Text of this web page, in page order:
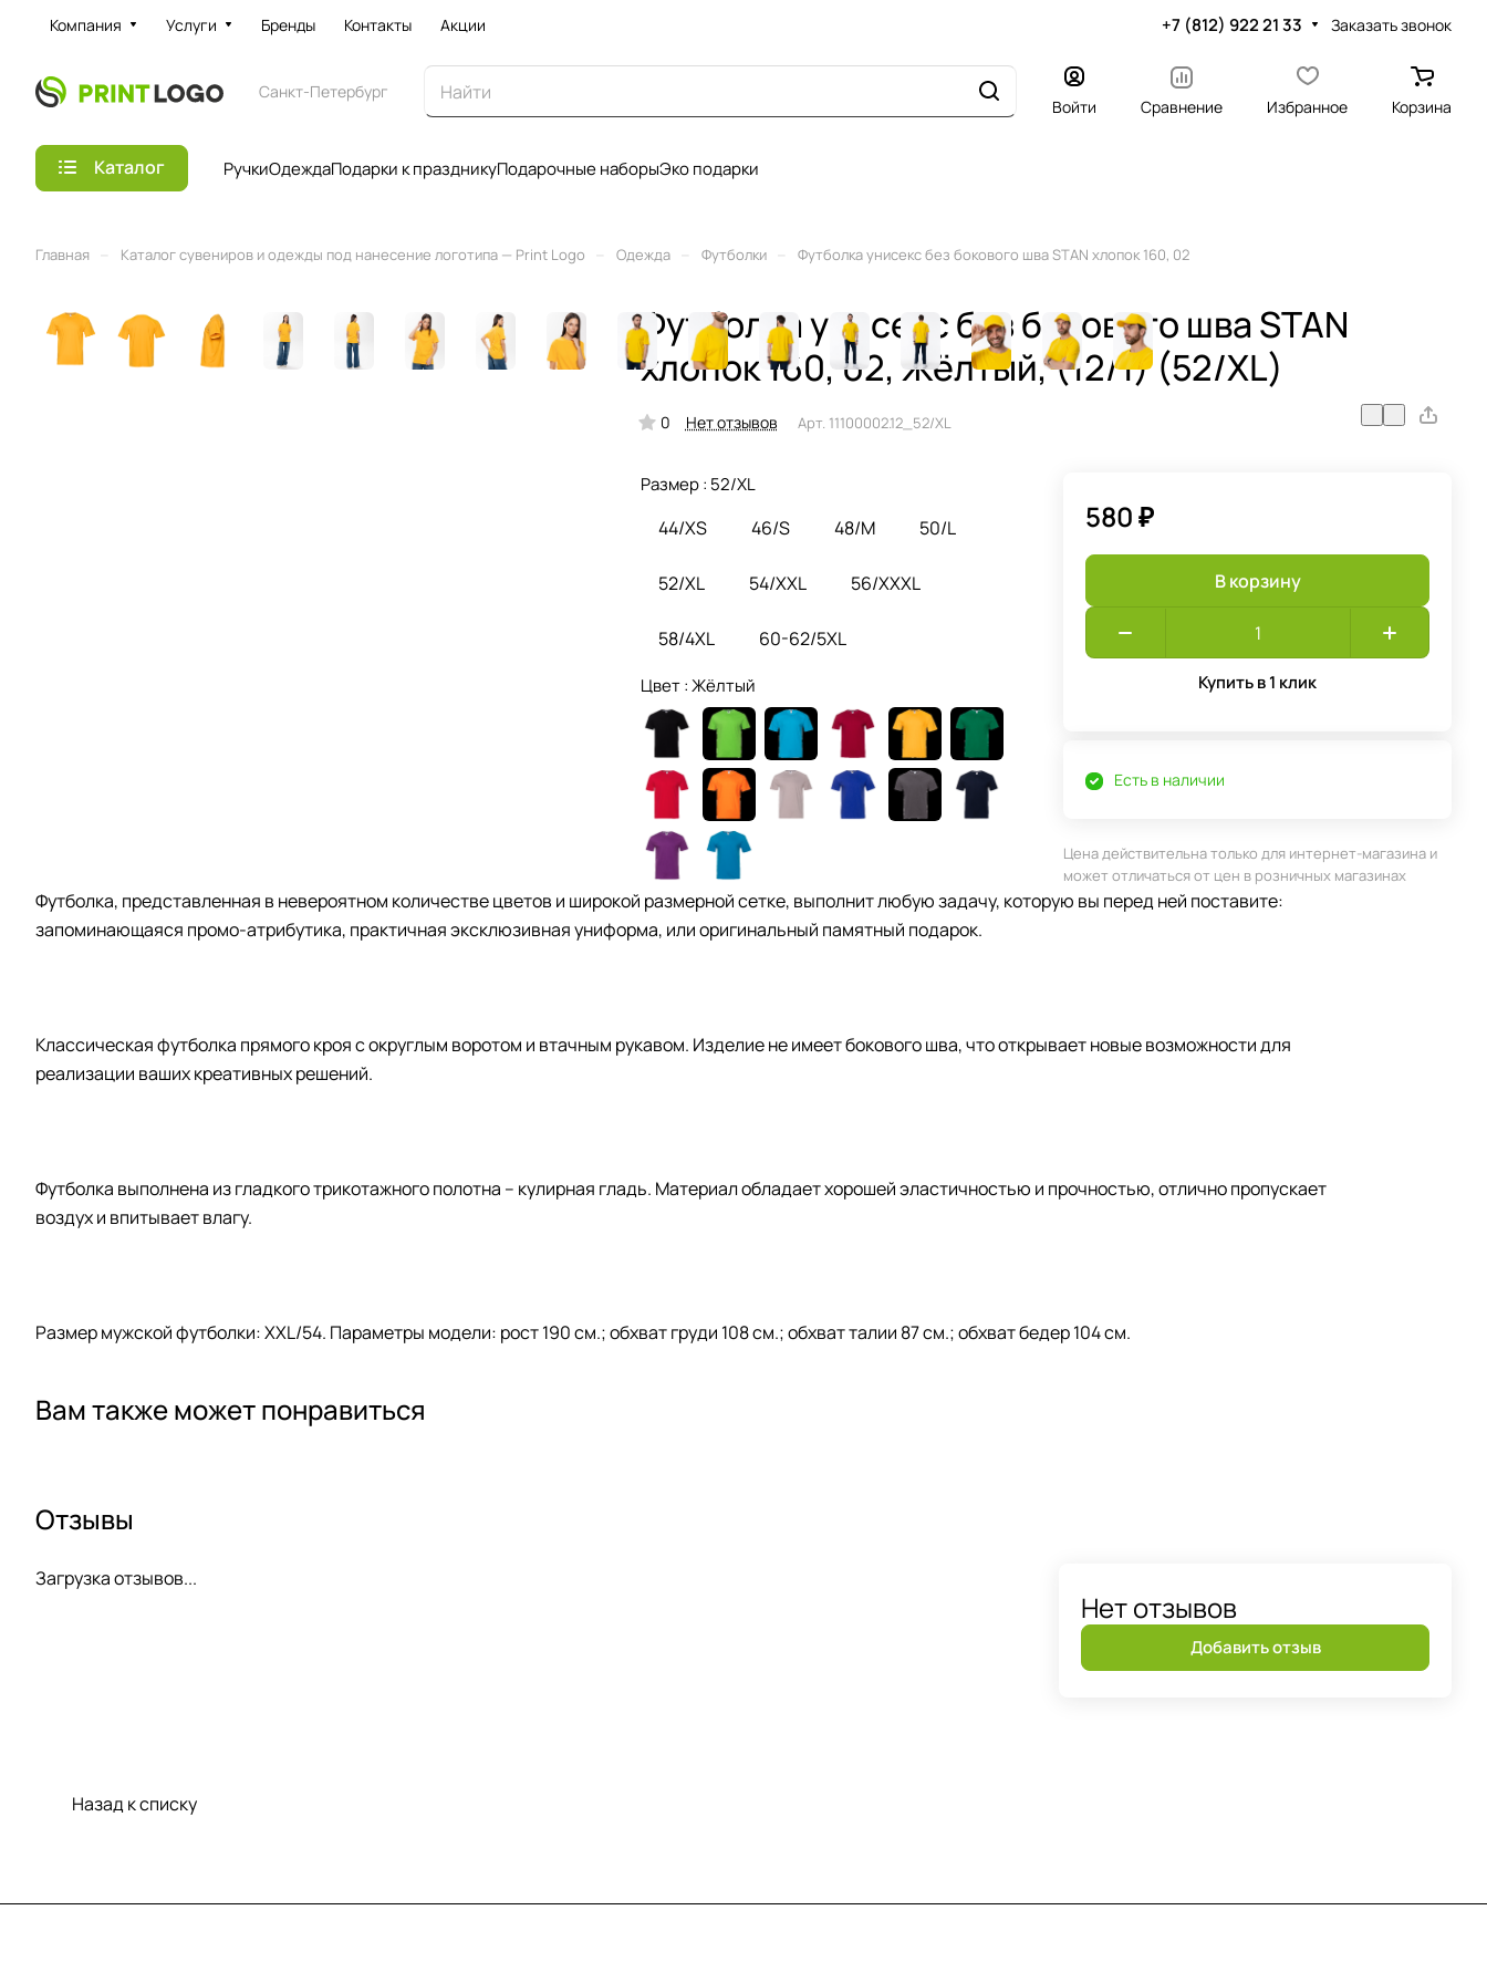
Компания Услуги Бренды Контакты Акции +7 (812) 922 21 33 Заказать звонок
Санкт-Петербург
Войти Сравнение Избранное Корзина
Каталог РучкиОдеждаПодарки к праздникуПодарочные наборыЭко подарки
Главная Каталог сувениров и одежды под нанесение логотипа — Print Logo Одежда Футболки Футболка унисекс без бокового шва STAN хлопок 160, 02
Футболка унисекс без бокового шва STAN
хлопок 160, 02, Жёлтый, (12/1) (52/XL)
0 Нет отзывов Арт. 11100002.12_52/XL
Размер : 52/XL
44/XS 46/S 48/M 50/L
52/XL 54/XXL 56/XXXL
58/4XL 60-62/5XL
Цвет :Жёлтый
580 ₽
В корзину
Купить в 1 клик
Есть в наличии
Цена действительна только для интернет-магазина и
может отличаться от цен в розничных магазинах
Футболка, представленная в невероятном количестве цветов и широкой размерной сетке, выполнит любую задачу, которую вы перед ней поставите:
запоминающаяся промо-атрибутика, практичная эксклюзивная униформа, или оригинальный памятный подарок.
Классическая футболка прямого кроя с округлым воротом и втачным рукавом. Изделие не имеет бокового шва, что открывает новые возможности для
реализации ваших креативных решений.
Футболка выполнена из гладкого трикотажного полотна – кулирная гладь. Материал обладает хорошей эластичностью и прочностью, отлично пропускает
воздух и впитывает влагу.
Размер мужской футболки: XXL/54. Параметры модели: рост 190 см.; обхват груди 108 см.; обхват талии 87 см.; обхват бедер 104 см.
Вам также может понравиться
Отзывы
Загрузка отзывов...
Нет отзывов
Добавить отзыв
Назад к списку